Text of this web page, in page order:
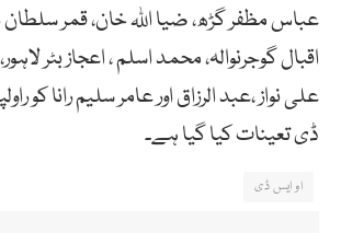
عباس مظفر گڑھ، ضیا اللہ خان، قمر سلطان
اقبال گوجرنوالہ، محمد اسلم ، اعجاز بٹر
علی نواز ،عبد الرزاق اور عامر سلیم رانا کو
ڈی تعینات کیا گیا ہے۔
او ایس ڈی